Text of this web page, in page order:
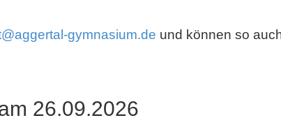
gymnasium.de und können so
26.09.2026